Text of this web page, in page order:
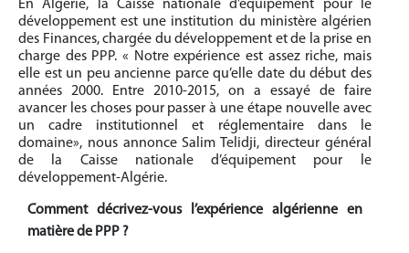
En Algérie, la Caisse nationale d’équipement pour le
développement est une institution du ministère algérien
des Finances, chargée du développement et de la prise en
charge des PPP. « Notre expérience est assez riche, mais
elle est un peu ancienne parce qu’elle date du début des
années 2000. Entre 2010-2015, on a essayé de faire
avancer les choses pour passer à une étape nouvelle avec
un cadre institutionnel et réglementaire dans le
domaine», nous annonce Salim Telidji, directeur général
de la Caisse nationale d’équipement pour le
développement-Algérie.
Comment décrivez-vous l’expérience algérienne en
matière de PPP ?